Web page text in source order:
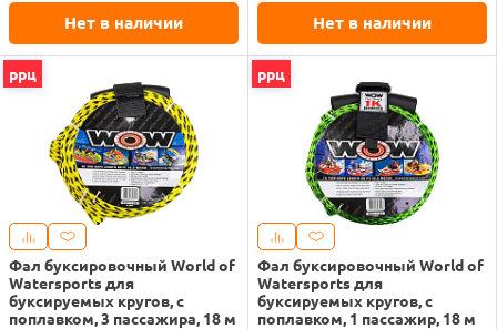
Нет в наличии Нет в наличии
ррц
Фал буксировочный World of
Watersports для
буксируемых кругов, с
поплавком, 3 пассажира, 18 м
ррц
Фал буксировочный World of
Watersports для
буксируемых кругов, с
поплавком, 1 пассажир, 18 м